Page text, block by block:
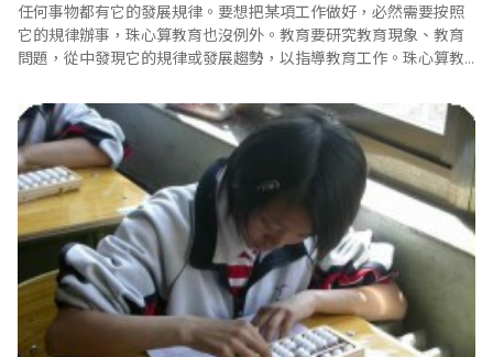
任何事物都有它的發展規律。要想把某項工作做好，必然需要按照
它的規律辦事，珠心算教育也沒例外。教育要研究教育現象、教育
問題，從中發現它的規律或發展趨勢，以指導教育工作。珠心算教
趨勢，有利于提升發展珠心算教育的信心。 一、珠心算教育有無限
生命力 珠心算教育的發展趨勢，酷似柳樹生長規律，生命力強..